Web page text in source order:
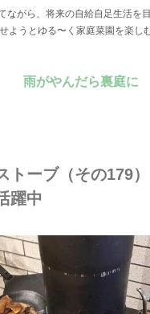
ながら、将来の自給自足生活を
ようとゆる〜く家庭菜園を楽し
雨がやんだら裏庭に
トーブ（その179
躍中